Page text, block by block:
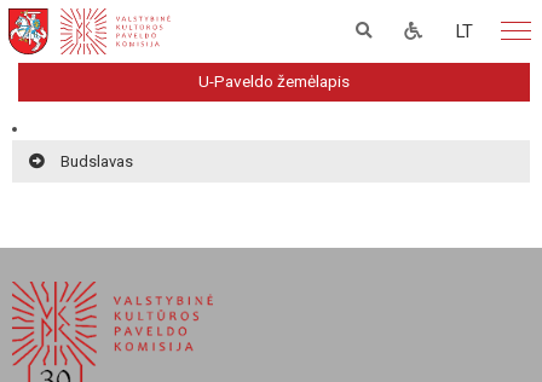
LT
U-Paveldo žemėlapis
Budslavas